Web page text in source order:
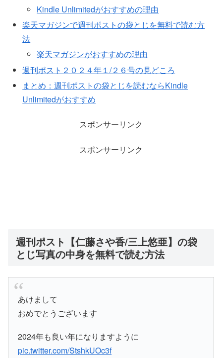
Kindle Unlimitedがおすすめの理由
楽天マガジンで週刊ポストの袋とじを無料で読む方
法
楽天マガジンがおすすめの理由
週刊ポスト２０２４年１/２６号の見どころ
まとめ：週刊ポストの袋とじを読むならKindle
Unlimitedがおすすめ
スポンサーリンク
スポンサーリンク
週刊ポスト【仁藤さや香/三上悠亜】の袋
とじ写真の中身を無料で読む方法
あけまして
おめでとうございます
2024年も良い年になりますように
pic.twitter.com/StshkUOc3f